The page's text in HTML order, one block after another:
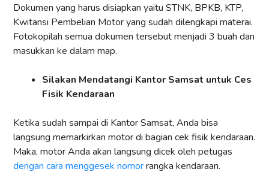
Dokumen yang harus disiapkan yaitu STNK, BPKB, KTP,
Kwitansi Pembelian Motor yang sudah dilengkapi materai.
Fotokopilah semua dokumen tersebut menjadi 3 buah dan
masukkan ke dalam map.
Silakan Mendatangi Kantor Samsat untuk Ces
Fisik Kendaraan
Ketika sudah sampai di Kantor Samsat, Anda bisa
langsung memarkirkan motor di bagian cek fisik kendaraan.
Maka, motor Anda akan langsung dicek oleh petugas
dengan cara menggesek nomorrangka kendaraan.